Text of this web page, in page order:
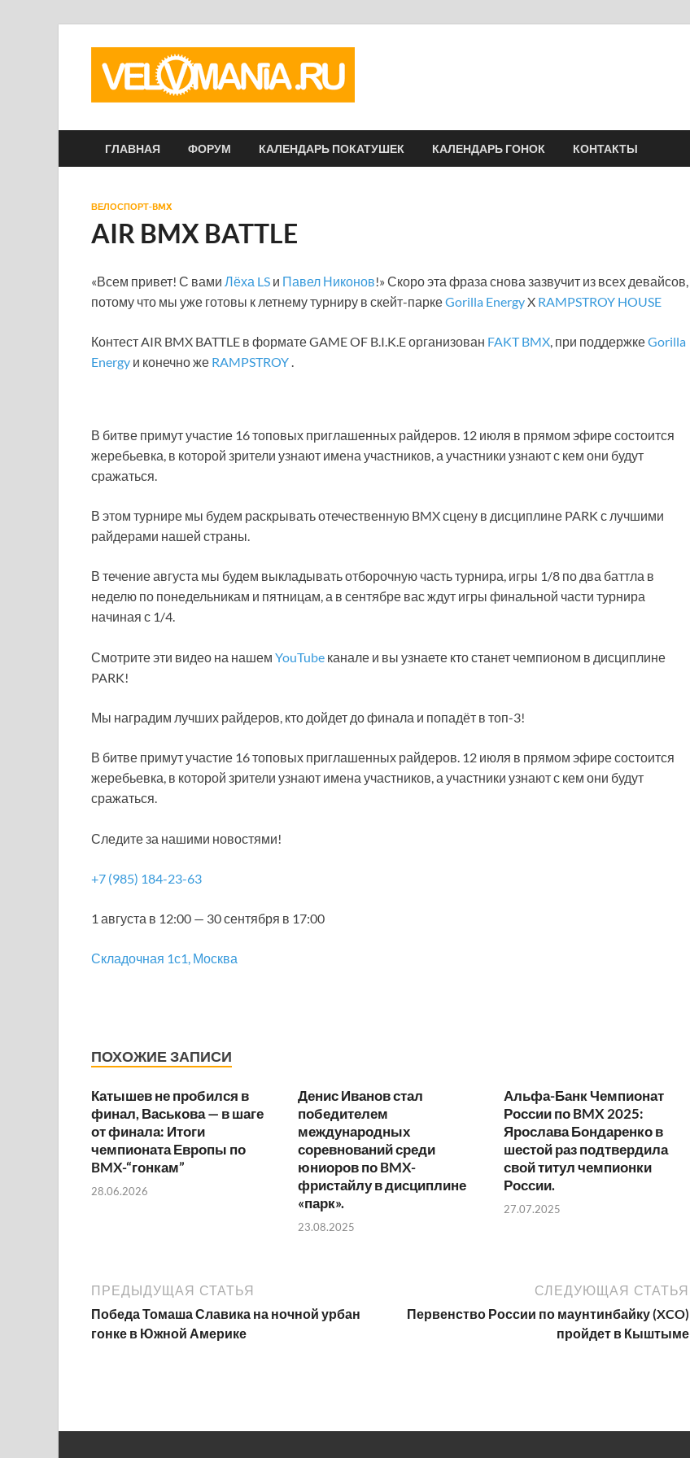
ГЛАВНАЯ ФОРУМ КАЛЕНДАРЬ ПОКАТУШЕК КАЛЕНДАРЬ ГОНОК КОНТАКТЫ
ВЕЛОСПОРТ-BMX
AIR BMX BATTLE
«Всем привет! С вами Лёха LS и Павел Никонов!» Скоро эта фраза снова зазвучит из всех девайсов,
потому что мы уже готовы к летнему турниру в скейт-паркеGorilla EnergyX RAMPSTROY HOUSE
Контест AIR BMX BATTLE в формате GAME OF B.I.K.E организован FAKT BMX, при поддержкеGorilla
Energy и конечно же RAMPSTROY.
В битве примут участие 16 топовых приглашенных райдеров. 12 июля в прямом эфире состоится
жеребьевка, в которой зрители узнают имена участников, а участники узнают с кем они будут
сражаться.
В этом турнире мы будем раскрывать отечественную BMX сцену в дисциплине PARK с лучшими
райдерами нашей страны.
В течение августа мы будем выкладывать отборочную часть турнира, игры 1/8 по два баттла в
неделю по понедельникам и пятницам, а в сентябре вас ждут игры финальной части турнира
начиная с 1/4.
Смотрите эти видео на нашем YouTube канале и вы узнаете кто станет чемпионом в дисциплине
PARK!
Мы наградим лучших райдеров, кто дойдет до финала и попадёт в топ-3!
В битве примут участие 16 топовых приглашенных райдеров. 12 июля в прямом эфире состоится
жеребьевка, в которой зрители узнают имена участников, а участники узнают с кем они будут
сражаться.
Следите за нашими новостями!
+7 (985) 184-23-63
1 августа в 12:00 — 30 сентября в 17:00
Складочная 1с1, Москва
ПОХОЖИЕ ЗАПИСИ
Катышев не пробился в
финал, Васькова — в шаге
от финала: Итоги
чемпионата Европы по
BMX-“гонкам”
28.06.2026
Денис Иванов стал
победителем
международных
соревнований среди
юниоров по BMX-
фристайлу в дисциплине
«парк».
23.08.2025
Альфа-Банк Чемпионат
России по BMX 2025:
Ярослава Бондаренко в
шестой раз подтвердила
свой титул чемпионки
России.
27.07.2025
ПРЕДЫДУЩАЯ СТАТЬЯ
Победа Томаша Славика на ночной урбан
гонке в Южной Америке
СЛЕДУЮЩАЯ СТАТЬЯ
Первенство России по маунтинбайку (XCO)
пройдет в Кыштыме